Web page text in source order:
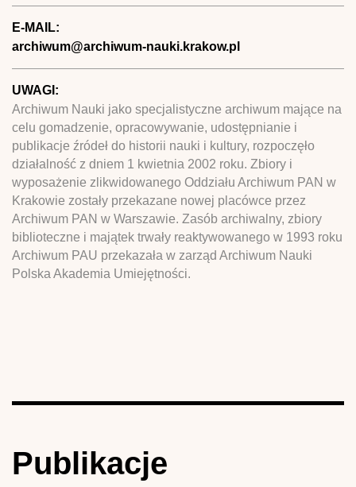
E-MAIL:
archiwum@archiwum-nauki.krakow.pl
UWAGI:
Archiwum Nauki jako specjalistyczne archiwum mające na
celu gomadzenie, opracowywanie, udostępnianie i
publikacje źródeł do historii nauki i kultury, rozpoczęło
działalność z dniem 1 kwietnia 2002 roku. Zbiory i
wyposażenie zlikwidowanego Oddziału Archiwum PAN w
Krakowie zostały przekazane nowej placówce przez
Archiwum PAN w Warszawie. Zasób archiwalny, zbiory
biblioteczne i majątek trwały reaktywowanego w 1993 roku
Archiwum PAU przekazała w zarząd Archiwum Nauki
Polska Akademia Umiejętności.
Publikacje